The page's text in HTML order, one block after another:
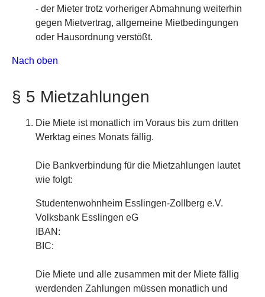
- der Mieter trotz vorheriger Abmahnung weiterhin
gegen Mietvertrag, allgemeine Mietbedingungen
oder Hausordnung verstößt.
Nach oben
§ 5 Mietzahlungen
Die Miete ist monatlich im Voraus bis zum dritten
Werktag eines Monats fällig.
Die Bankverbindung für die Mietzahlungen lautet
wie folgt:
Studentenwohnheim Esslingen-Zollberg e.V.
Volksbank Esslingen eG
IBAN:
BIC:
Die Miete und alle zusammen mit der Miete fällig
werdenden Zahlungen müssen monatlich und